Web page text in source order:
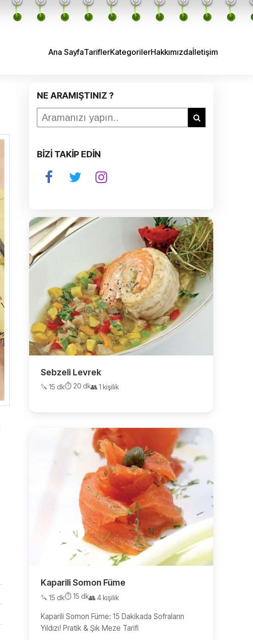
Ana SayfaTariflerKategorilerHakkımızdaİletişim
NE ARAMIŞTINIZ ?
BİZİ TAKİP EDİN
Sebzeli Levrek
🔪 15 dk⏱️ 20 dk👥 1 kişilik
Kaparili Somon Füme
🔪 15 dk⏱️ 15 dk👥 4 kişilik
Kaparili Somon Füme: 15 Dakikada Sofraların
Yıldızı! Pratik & Şık Meze Tarifi